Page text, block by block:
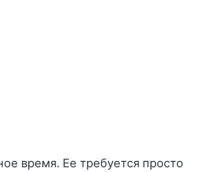
время. Ее требуется просто